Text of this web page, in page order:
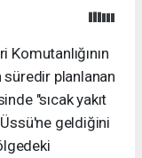
Komutanlığının
süredir planlanan
"sıcak yakıt
geldiğini